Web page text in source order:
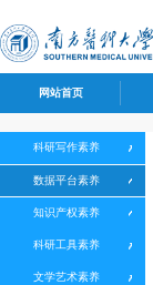
网站首页
科研写作素养
数据平台素养
知识产权素养
科研工具素养
文学艺术素养